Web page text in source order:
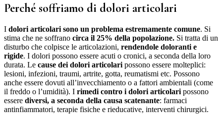
Perché soffriamo di dolori articolari
I dolori articolari sono un problema estremamente comune. Si
stima che ne soffrano circa il 25% della popolazione. Si tratta di un
disturbo che colpisce le articolazioni, rendendole doloranti e
rigide. I dolori possono essere acuti o cronici, a seconda della loro
durata. Le cause dei dolori articolari possono essere molteplici:
lesioni, infezioni, traumi, artrite, gotta, reumatismi etc. Possono
anche essere dovuti all’invecchiamento o a fattori ambientali (come
il freddo o l’umidità). I rimedi contro i dolori articolari possono
essere diversi, a seconda della causa scatenante: farmaci
antinfiammatori, terapie fisiche e rieducative, interventi chirurgici.